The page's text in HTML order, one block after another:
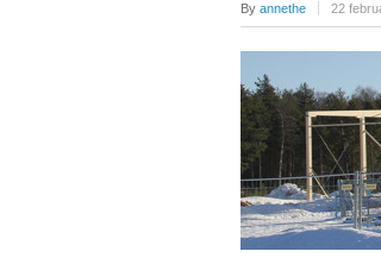
By annethe 22